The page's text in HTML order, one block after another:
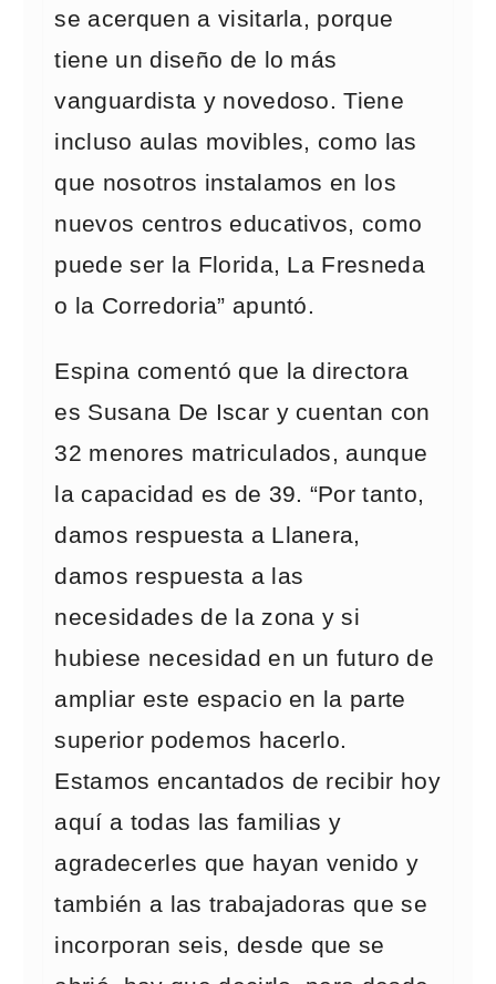
se acerquen a visitarla, porque
tiene un diseño de lo más
vanguardista y novedoso. Tiene
incluso aulas movibles, como las
que nosotros instalamos en los
nuevos centros educativos, como
puede ser la Florida, La Fresneda
o la Corredoria” apuntó.
Espina comentó que la directora
es Susana De Iscar y cuentan con
32 menores matriculados, aunque
la capacidad es de 39. “Por tanto,
damos respuesta a Llanera,
damos respuesta a las
necesidades de la zona y si
hubiese necesidad en un futuro de
ampliar este espacio en la parte
superior podemos hacerlo.
Estamos encantados de recibir hoy
aquí a todas las familias y
agradecerles que hayan venido y
también a las trabajadoras que se
incorporan seis, desde que se